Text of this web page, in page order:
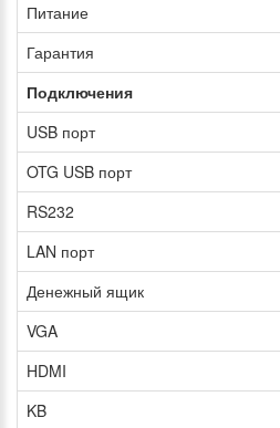
Питание
Гарантия
Подключения
USB порт
OTG USB порт
RS232
LAN порт
Денежный ящик
VGA
HDMI
KB